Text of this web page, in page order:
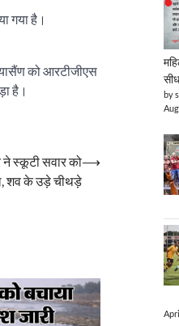
गया है।
को आरटीजीएस
है।
स्कूटी सवार को
शव के उड़े चीथड़े
⟶
by